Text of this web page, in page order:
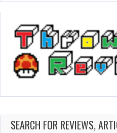
SEARCH FOR REVIEWS,